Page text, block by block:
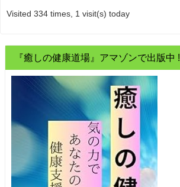
Visited 334 times, 1 visit(s) today
『癒しの健康道場』アマゾンで出版中 !